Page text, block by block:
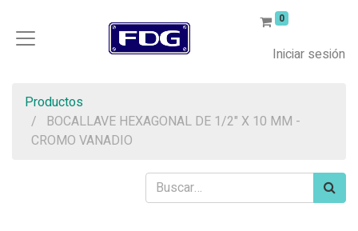
0
Iniciar sesión
Productos
BOCALLAVE HEXAGONAL DE 1/2" X 10 MM -
CROMO VANADIO